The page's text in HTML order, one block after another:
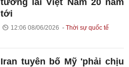
tương lai Việt Nam 20 năm
tới
12:06 08/06/2026 Thời sự quốc tế
Iran tuyên bố Mỹ 'phải chịu